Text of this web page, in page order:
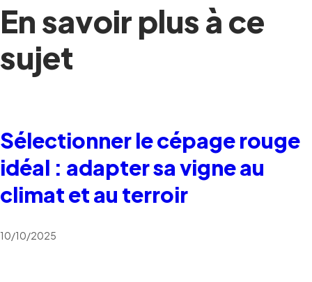
En savoir plus à ce
sujet
Sélectionner le cépage rouge
idéal : adapter sa vigne au
climat et au terroir
10/10/2025